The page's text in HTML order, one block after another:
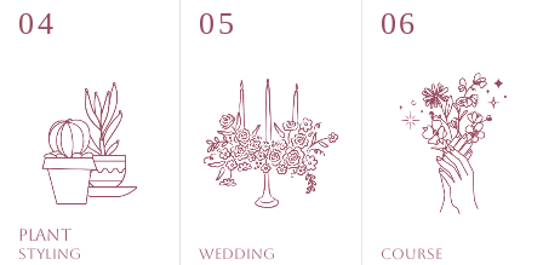
Plant
Styling WEDDING COURSE